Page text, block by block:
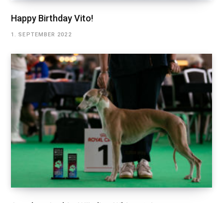
Happy Birthday Vito!
1. SEPTEMBER 2022